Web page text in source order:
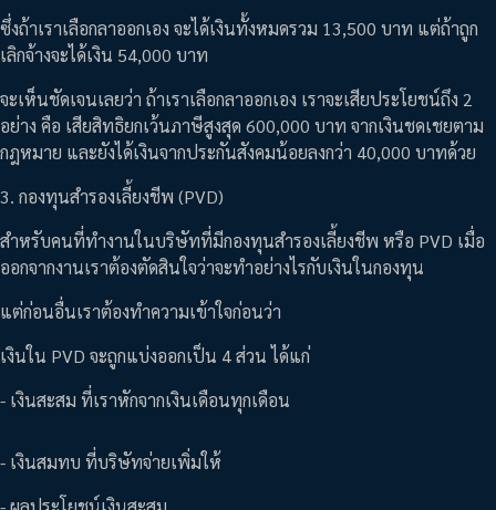
ซึ่งถ้าเราเลือกลาออกเอง จะได้เงินทั้งหมดรวม 13,500 บาท แต่ถ้าถูก
เลิกจ้างจะได้เงิน 54,000 บาท
จะเห็นชัดเจนเลยว่า ถ้าเราเลือกลาออกเอง เราจะเสียประโยชน์ถึง 2
อย่าง คือ เสียสิทธิยกเว้นภาษีสูงสุด 600,000 บาท จากเงินชดเชยตาม
กฎหมาย และยังได้เงินจากประกันสังคมน้อยลงกว่า 40,000 บาทด้วย
3. กองทุนสำรองเลี้ยงชีพ (PVD)
สำหรับคนที่ทำงานในบริษัทที่มีกองทุนสำรองเลี้ยงชีพ หรือ PVD เมื่อ
ออกจากงานเราต้องตัดสินใจว่าจะทำอย่างไรกับเงินในกองทุน
แต่ก่อนอื่นเราต้องทำความเข้าใจก่อนว่า
เงินใน PVD จะถูกแบ่งออกเป็น 4 ส่วน ได้แก่
- เงินสะสม ที่เราหักจากเงินเดือนทุกเดือน
- เงินสมทบ ที่บริษัทจ่ายเพิ่มให้